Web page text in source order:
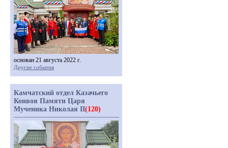
основан 21 августа 2022 г.
Другие события
Камчатский отдел Казачьего
Конвоя Памяти Царя
Мученика Николая II(120)